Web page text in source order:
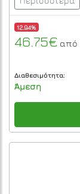
12.94%
46.75€ από
Διαθεσιμότητα:
Άμεση